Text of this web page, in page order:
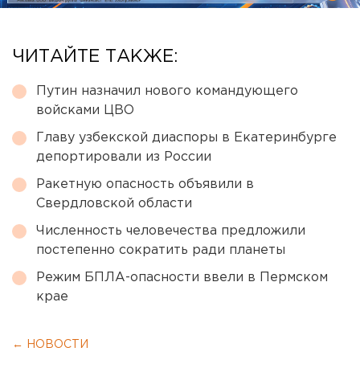
ЧИТАЙТЕ ТАКЖЕ:
Путин назначил нового командующего
войсками ЦВО
Главу узбекской диаспоры в Екатеринбурге
депортировали из России
Ракетную опасность объявили в
Свердловской области
Численность человечества предложили
постепенно сократить ради планеты
Режим БПЛА-опасности ввели в Пермском
крае
← НОВОСТИ